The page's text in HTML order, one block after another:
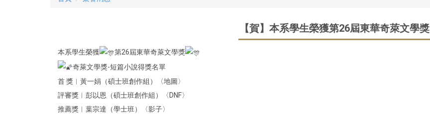
【賀】本系學生榮獲第26屆東華奇萊文學獎
本系學生榮獲
第26屆東華奇萊文學獎
奇萊文學獎-短篇小說得獎名單
首 獎︱黃一娟（碩士班創作組）〈地圖〉
評審獎︱彭以恩（碩士班創作組）〈DNF〉
推薦獎︱葉宗達（學士班）〈影子〉